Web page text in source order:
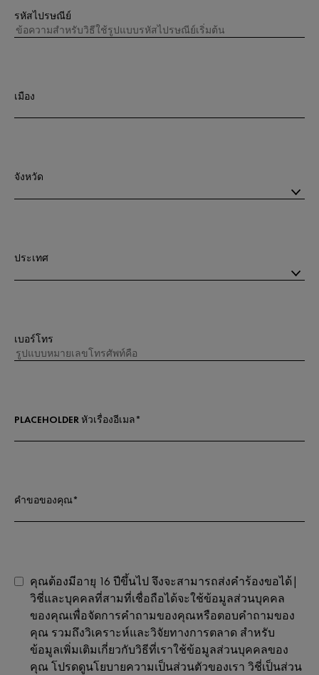
รหัสไปรษณีย์
เมือง
จังหวัด
ประเทศ
เบอร์โทร
PLACEHOLDER หัวเรื่องอีเมล*
คำขอของคุณ*
คุณต้องมีอายุ 16 ปีขึ้นไป จึงจะสามารถส่งคำร้องขอได้|
วิชี่และบุคคลที่สามที่เชื่อถือได้จะใช้ข้อมูลส่วนบุคคล
ของคุณเพื่อจัดการคำถามของคุณหรือตอบคำถามของ
คุณ รวมถึงวิเคราะห์และวิจัยทางการตลาด สำหรับ
ข้อมูลเพิ่มเติมเกี่ยวกับวิธีที่เราใช้ข้อมูลส่วนบุคคลของ
คุณ โปรดดูนโยบายความเป็นส่วนตัวของเรา วิชี่เป็นส่วน